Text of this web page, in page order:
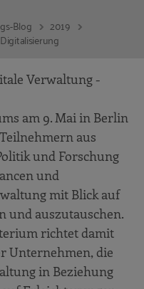
Blog
2019
Verwaltung -
am 9. Mai in Berlin
aus
und Forschung
und
mit Blick auf
und auszutauschen.
richtet damit
Unternehmen, die
in Beziehung